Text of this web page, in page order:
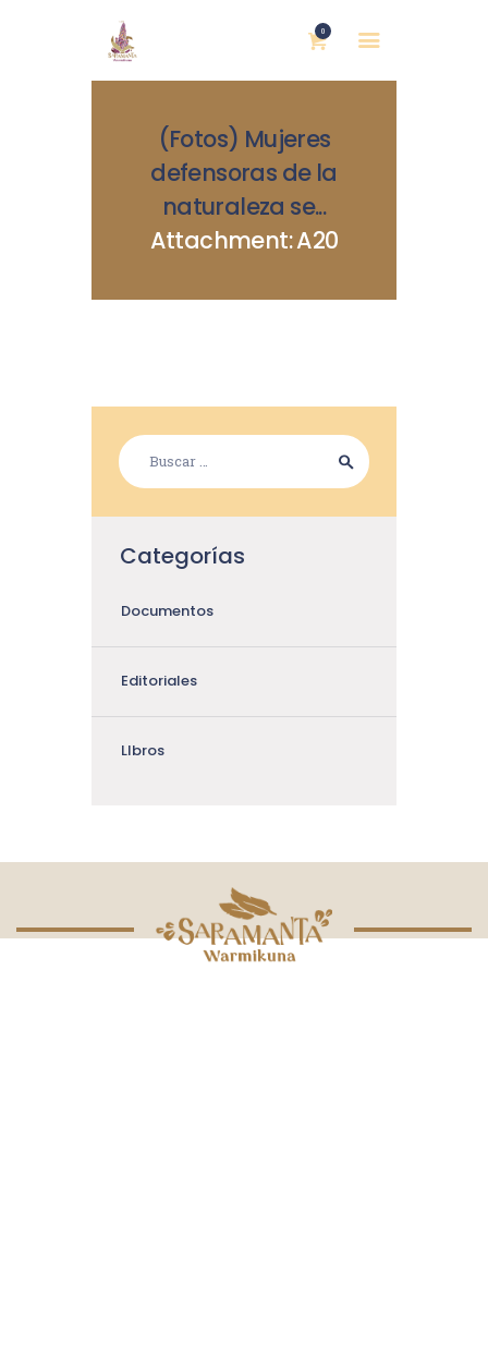
0
(Fotos) Mujeres
defensoras de la
naturaleza se...
Attachment: A20
INICIO
COMERCIO JUSTO
CONTACTOS
Categorías
Documentos
Editoriales
LIbros